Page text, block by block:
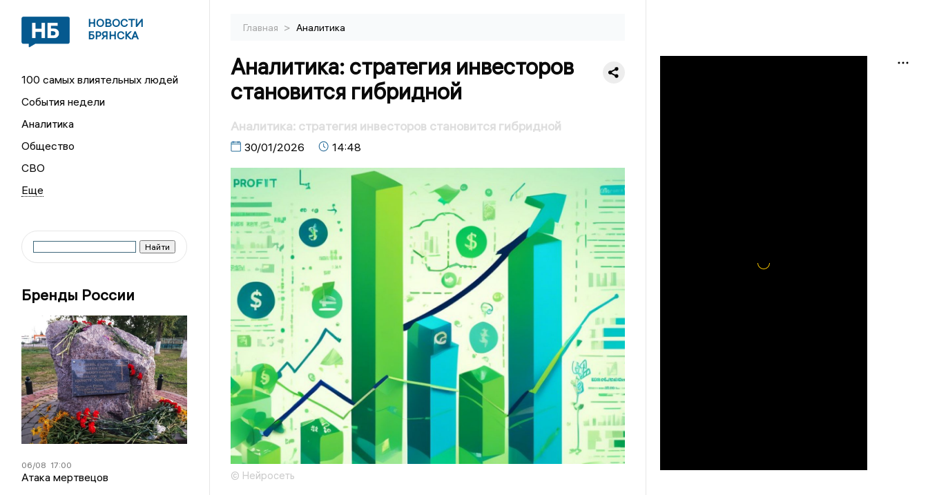
НОВОСТИ
БРЯНСКА
100 самых влиятельных людей
События недели
Аналитика
Общество
СВО
Бренды России
06/08 17:00
Атака мертвецов
Главная > Аналитика
Аналитика: стратегия инвесторов
становится гибридной
Аналитика: стратегия инвесторов становится гибридной
30/01/2026 14:48
© Нейросеть